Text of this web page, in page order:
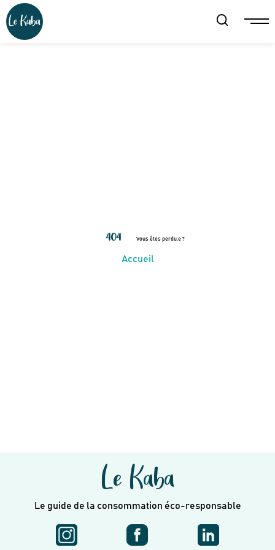
404 Vous êtes perdu.e ?
Accueil
Le Kaba
Le guide de la consommation éco-responsable